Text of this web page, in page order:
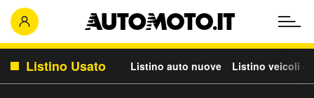
Listino Usato Listino auto nuove Listino veicoli